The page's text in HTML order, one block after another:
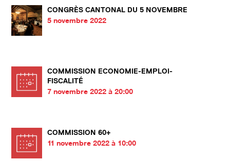
CONGRÈS CANTONAL DU 5 NOVEMBRE
5 novembre 2022
COMMISSION ECONOMIE-EMPLOI-
FISCALITÉ
7 novembre 2022 à 20:00
COMMISSION 60+
11 novembre 2022 à 10:00